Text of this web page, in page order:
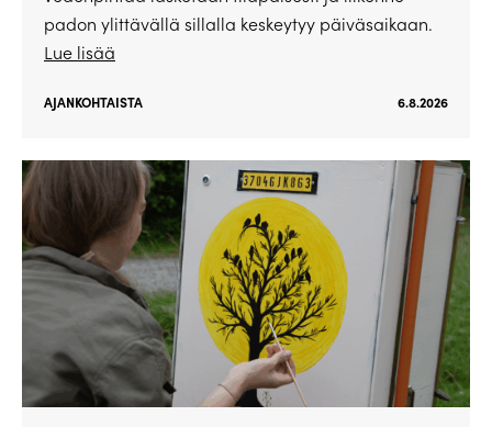
padon ylittävällä sillalla keskeytyy päiväsaikaan.
Lue lisää
AJANKOHTAISTA 6.8.2026